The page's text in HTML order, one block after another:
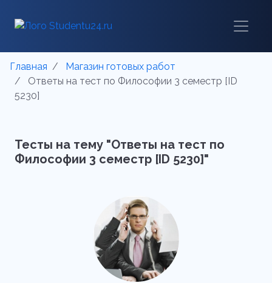
Главная
Магазин готовых работ
Ответы на тест по Философии 3 семестр [ID
5230]
Тесты на тему "Ответы на тест по
Философии 3 семестр [ID 5230]"